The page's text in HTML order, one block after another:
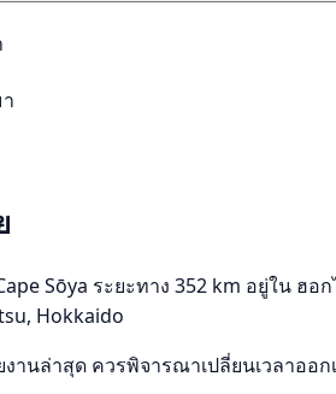
Sōya ระยะทาง 352 km อยู่ใน
Hokkaido
านล่าสุด ควรพิจารณาเปลี่ยนเวลาออก